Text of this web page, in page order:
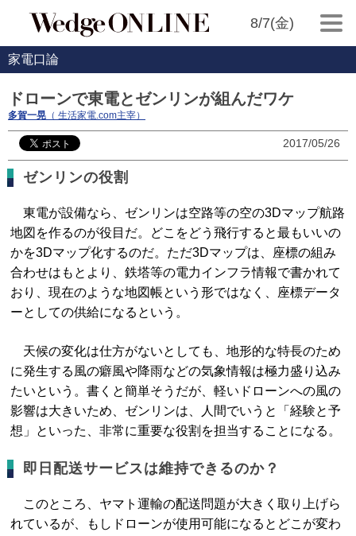
8/7(金)
家電口論
ドローンで東電とゼンリンが組んだワケ
多賀一晃 （ 生活家電.com主宰）
2017/05/26
ゼンリンの役割
東電が設備なら、ゼンリンは空路等の空の3Dマップ航路
地図を作るのが役目だ。どこをどう飛行すると最もいいの
かを3Dマップ化するのだ。ただ3Dマップは、座標の組み
合わせはもとより、鉄塔等の電力インフラ情報で書かれて
おり、現在のような地図帳という形ではなく、座標データ
ーとしての供給になるという。
天候の変化は仕方がないとしても、地形的な特長のため
に発生する風の癖風や降雨などの気象情報は極力盛り込み
たいという。書くと簡単そうだが、軽いドローンへの風の
影響は大きいため、ゼンリンは、人間でいうと「経験と予
想」といった、非常に重要な役割を担当することになる。
即日配送サービスは維持できるのか？
このところ、ヤマト運輸の配送問題が大きく取り上げら
れているが、もしドローンが使用可能になるとどこが変わ